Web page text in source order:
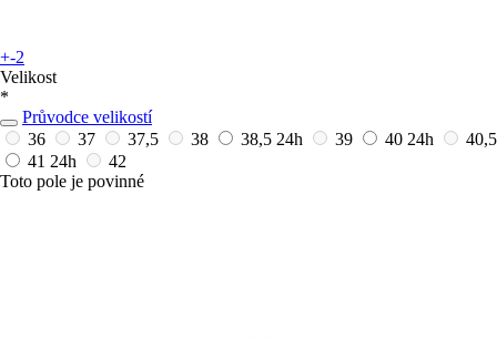
+-2
Velikost
*
Průvodce velikostí
36
37 37,5 38 38,5 24h 39 40 24h
40,5
41 24h
42
Toto pole je povinné